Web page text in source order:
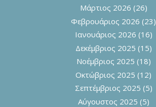
Μάρτιος 2026 (26)
Φεβρουάριος 2026 (23)
Ιανουάριος 2026 (16)
Δεκέμβριος 2025 (15)
Νοέμβριος 2025 (18)
Οκτώβριος 2025 (12)
Σεπτέμβριος 2025 (5)
Αύγουστος 2025 (5)